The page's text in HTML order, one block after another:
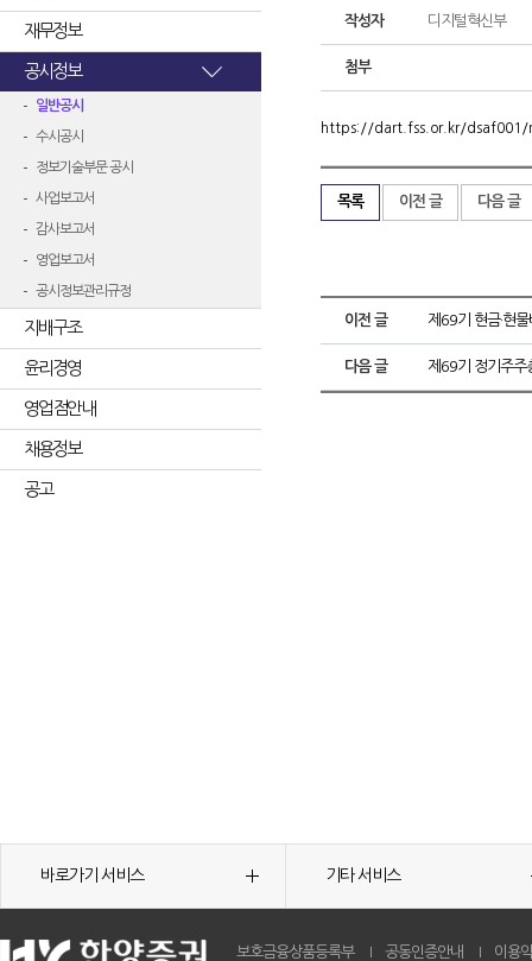
재무정보
공시정보
일반공시
수시공시
정보기술부문 공시
사업보고서
감사보고서
영업보고서
공시정보관리규정
지배구조
윤리경영
영업점안내
채용정보
공고
작성자 디지털혁신부
첨부
https://dart.fss.or.kr/dsaf001/
목록 이전 글 다음 글
이전 글 제69기 현금·현
다음 글 제69기 정기주주
바로가기 서비스 기타 서비스
보호금융상품등록부 공동인증안내 이용